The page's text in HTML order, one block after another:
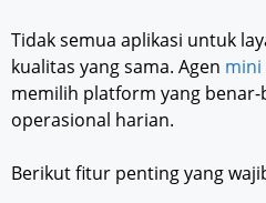
Tidak semua aplikasi untuk
kualitas yang sama. Agen mini
memilih platform yang
operasional harian.
Berikut fitur penting yang